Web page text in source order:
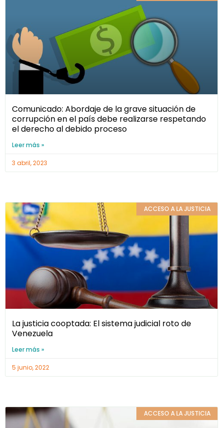
Comunicado: Abordaje de la grave situación de
corrupción en el país debe realizarse respetando
el derecho al debido proceso
Leer más »
3 abril, 2023
ACCESO A LA JUSTICIA
La justicia cooptada: El sistema judicial roto de
Venezuela
Leer más »
5 junio, 2022
ACCESO A LA JUSTICIA